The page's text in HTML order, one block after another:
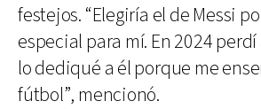
festejos. “Elegiría el de Messi
especial para mí. En 2024
lo dediqué a él porque me
fútbol”, mencionó.